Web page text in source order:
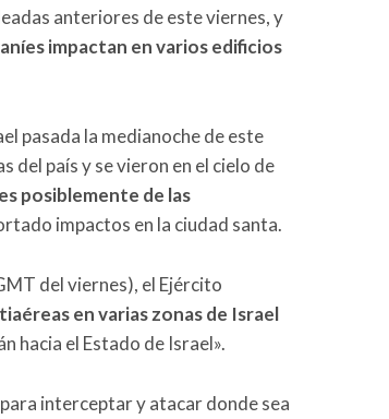
anteriores de este viernes, y
impactan en varios edificios
pasada la medianoche de este
del país y se vieron en el cielo de
posiblemente de las
impactos en la ciudad santa.
del viernes), el Ejército
en varias zonas de Israel
hacia el Estado de Israel».
interceptar y atacar donde sea